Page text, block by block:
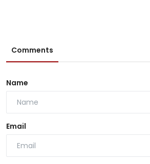
Comments
Name
Email